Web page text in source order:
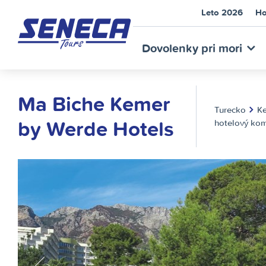
Leto 2026
Dovolenky pri mori
Ma Biche Kemer
by Werde Hotels
Turecko
hotelový